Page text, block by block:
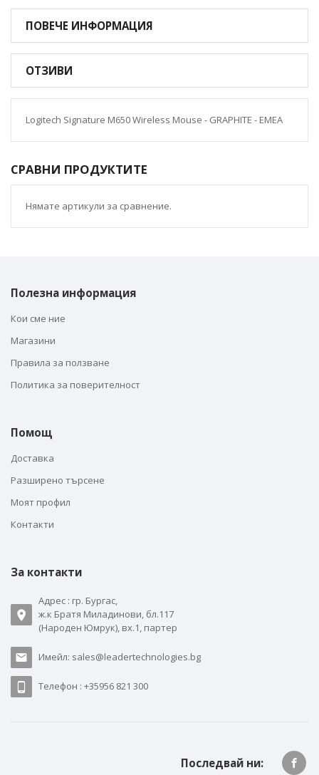
ПОВЕЧЕ ИНФОРМАЦИЯ
ОТЗИВИ
Logitech Signature M650 Wireless Mouse - GRAPHITE - EMEA
СРАВНИ ПРОДУКТИТЕ
Нямате артикули за сравнение.
Полезна информация
Кои сме ние
Магазини
Правила за ползване
Политика за поверителност
Помощ
Доставка
Разширено търсене
Моят профил
Контакти
За контакти
Адрес : гр. Бургас,
ж.к Братя Миладинови, бл.117
(Народен Юмрук), вх.1, партер
Имейл: sales@leadertechnologies.bg
Телефон : +35956 821 300
Последвай ни: